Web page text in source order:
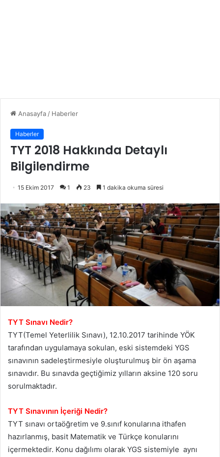
Anasayfa / Haberler
Haberler
TYT 2018 Hakkında Detaylı
Bilgilendirme
15 Ekim 2017 1 23 1 dakika okuma süresi
TYT Sınavı Nedir?
TYT(Temel Yeterlilik Sınavı), 12.10.2017 tarihinde YÖK
tarafından uygulamaya sokulan, eski sistemdeki YGS
sınavının sadeleştirmesiyle oluşturulmuş bir ön aşama
sınavıdır. Bu sınavda geçtiğimiz yılların aksine 120 soru
sorulmaktadır.
TYT Sınavının İçeriği Nedir?
TYT sınavı ortaöğretim ve 9.sınıf konularına ithafen
hazırlanmış, basit Matematik ve Türkçe konularını
içermektedir. Konu dağılımı olarak YGS sistemiyle aynı